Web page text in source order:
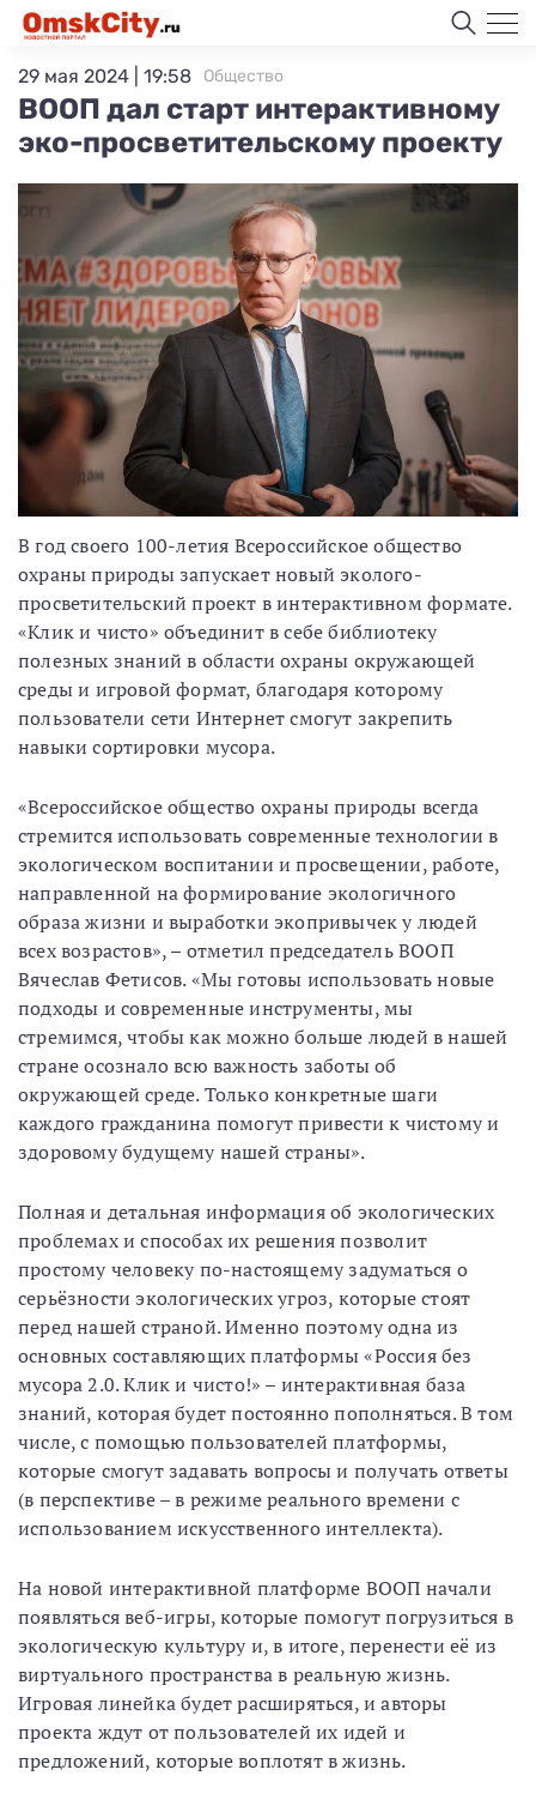
ВООП дал старт интерактивному
эко-просветительскому проекту
29 мая 2024 | 19:58 Общество
В год своего 100-летия Всероссийское общество
охраны природы запускает новый эколого-
просветительский проект в интерактивном формате.
«Клик и чисто» объединит в себе библиотеку
полезных знаний в области охраны окружающей
среды и игровой формат, благодаря которому
пользователи сети Интернет смогут закрепить
навыки сортировки мусора.
«Всероссийское общество охраны природы всегда
стремится использовать современные технологии в
экологическом воспитании и просвещении, работе,
направленной на формирование экологичного
образа жизни и выработки экопривычек у людей
всех возрастов», – отметил председатель ВООП
Вячеслав Фетисов. «Мы готовы использовать новые
подходы и современные инструменты, мы
стремимся, чтобы как можно больше людей в нашей
стране осознало всю важность заботы об
окружающей среде. Только конкретные шаги
каждого гражданина помогут привести к чистому и
здоровому будущему нашей страны».
Полная и детальная информация об экологических
проблемах и способах их решения позволит
простому человеку по-настоящему задуматься о
серьёзности экологических угроз, которые стоят
перед нашей страной. Именно поэтому одна из
основных составляющих платформы «Россия без
мусора 2.0. Клик и чисто!» – интерактивная база
знаний, которая будет постоянно пополняться. В том
числе, с помощью пользователей платформы,
которые смогут задавать вопросы и получать ответы
(в перспективе – в режиме реального времени с
использованием искусственного интеллекта).
На новой интерактивной платформе ВООП начали
появляться веб-игры, которые помогут погрузиться в
экологическую культуру и, в итоге, перенести её из
виртуального пространства в реальную жизнь.
Игровая линейка будет расширяться, и авторы
проекта ждут от пользователей их идей и
предложений, которые воплотят в жизнь.